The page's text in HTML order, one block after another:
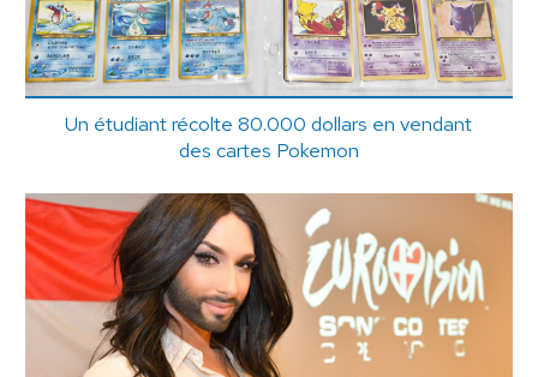
Un étudiant récolte 80.000 dollars en vendant
des cartes Pokemon